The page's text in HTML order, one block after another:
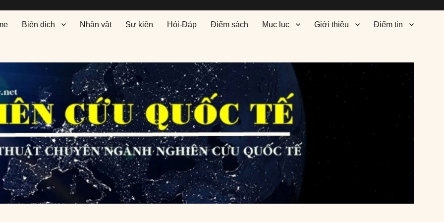
Biên dịch Nhân vật Sự kiện Hỏi-Đáp Điểm sách Mục lục Giới thiệu Điểm tin